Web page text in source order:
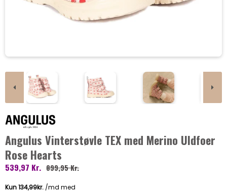
Angulus Vinterstøvle TEX med Merino Uldfoer
Rose Hearts
539,97 Kr. 899,95 Kr.